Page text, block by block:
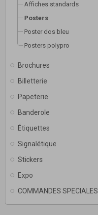
Affiches standards
Posters
Poster dos bleu
Posters polypro
Brochures
Billetterie
Papeterie
Banderole
Étiquettes
Signalétique
Stickers
Expo
COMMANDES SPECIALES